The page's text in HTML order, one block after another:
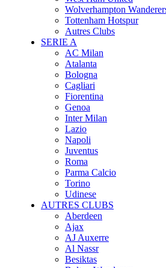
Wolverhampton
Tottenham Hotspur
Autres Clubs
SERIE A
AC Milan
Atalanta
Bologna
Cagliari
Fiorentina
Genoa
Inter Milan
Lazio
Napoli
Juventus
Roma
Parma Calcio
Torino
Udinese
AUTRES CLUBS
Aberdeen
Ajax
AJ Auxerre
Al Nassr
Besiktas